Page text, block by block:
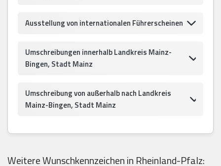
Ausstellung von internationalen Führerscheinen
Umschreibungen innerhalb Landkreis Mainz-
Bingen, Stadt Mainz
Umschreibung von außerhalb nach Landkreis
Mainz-Bingen, Stadt Mainz
Weitere Wunschkennzeichen in Rheinland-Pfalz: